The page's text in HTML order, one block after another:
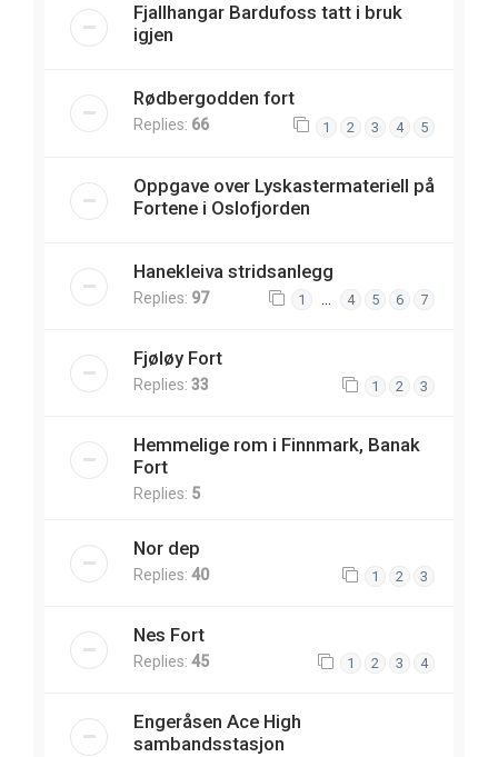
Fjallhangar Bardufoss tatt i bruk
igjen
Rødbergodden fort
Replies: 66 1 2 3 4 5
Oppgave over Lyskastermateriell på
Fortene i Oslofjorden
Hanekleiva stridsanlegg
Replies: 97 1 4 5 6 7
Fjøløy Fort
Replies: 33 1 2 3
Hemmelige rom i Finnmark, Banak
Fort
Replies: 5
Nor dep
Replies: 40 1 2 3
Nes Fort
Replies: 45 1 2 3 4
Engeråsen Ace High
sambandsstasjon